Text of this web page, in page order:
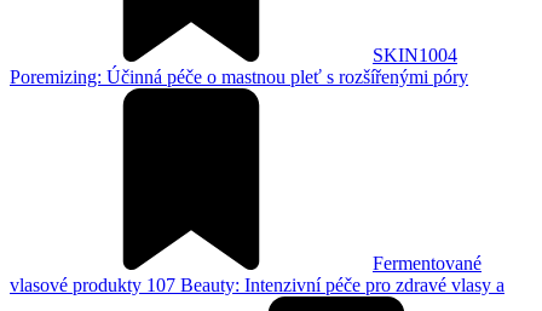
SKIN1004
Poremizing: Účinná péče o mastnou pleť s rozšířenými póry
Fermentované
vlasové produkty 107 Beauty: Intenzivní péče pro zdravé vlasy a